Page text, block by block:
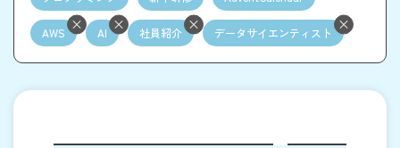
AWS AI 社員紹介 データサイエンティスト